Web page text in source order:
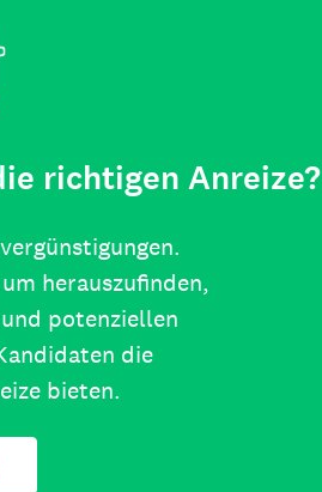
richtigen Anreize?
herauszufinden,
potenziellen
die
bieten.